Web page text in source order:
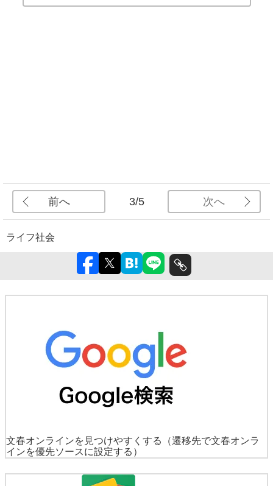
前へ 3/5 次へ
ライフ社会
文春オンラインを見つけやすくする
（遷移先で文春オンラ
インを優先ソースに設定する）